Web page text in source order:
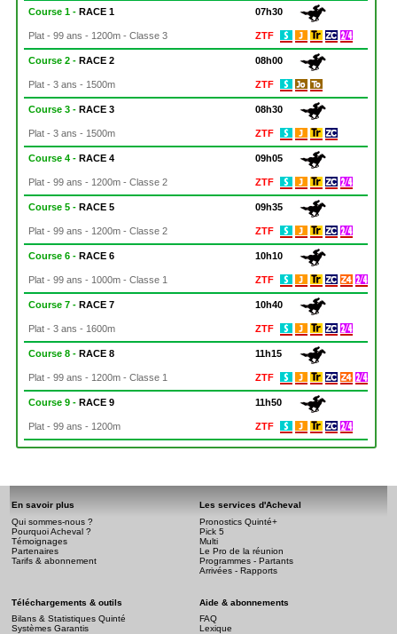
Course 1 -RACE 1 07h30
Plat - 99 ans - 1200m - Classe 3 ZTF
Course 2 -RACE 2 08h00
Plat - 3 ans - 1500m ZTF
Course 3 -RACE 3 08h30
Plat - 3 ans - 1500m ZTF
Course 4 -RACE 4 09h05
Plat - 99 ans - 1200m - Classe 2 ZTF
Course 5 -RACE 5 09h35
Plat - 99 ans - 1200m - Classe 2 ZTF
Course 6 -RACE 6 10h10
Plat - 99 ans - 1000m - Classe 1 ZTF
Course 7 -RACE 7 10h40
Plat - 3 ans - 1600m ZTF
Course 8 -RACE 8 11h15
Plat - 99 ans - 1200m - Classe 1 ZTF
Course 9 -RACE 9 11h50
Plat - 99 ans - 1200m ZTF
En savoir plus
Qui sommes-nous ?
Pourquoi Acheval ?
Témoignages
Partenaires
Tarifs & abonnement
Les services d'Acheval
Pronostics Quinté+
Pick 5
Multi
Le Pro de la réunion
Programmes - Partants
Arrivées - Rapports
Téléchargements & outils
Bilans & Statistiques Quinté
Systèmes Garantis
Aide & abonnements
FAQ
Lexique